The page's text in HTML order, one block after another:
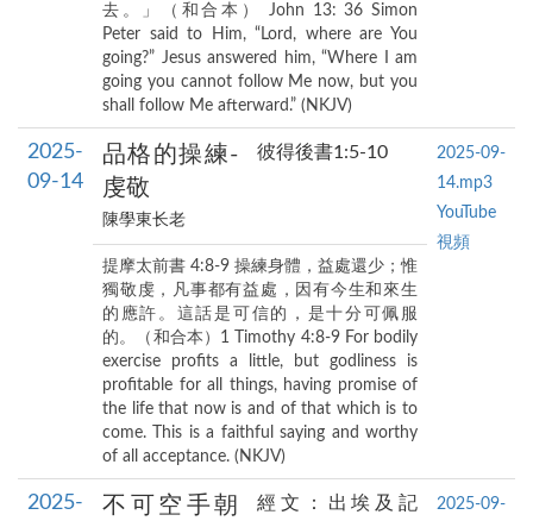
去。」（和合本） John 13: 36 Simon
Peter said to Him, “Lord, where are You
going?” Jesus answered him, “Where I am
going you cannot follow Me now, but you
shall follow Me afterward.” (NKJV)
2025-
09-14
品格的操練-
虔敬
陳學東长老
彼得後書1:5-10
2025-09-
14.mp3
YouTube
視頻
提摩太前書 4:8-9 操練身體，益處還少；惟
獨敬虔，凡事都有益處，因有今生和來生
的應許。這話是可信的，是十分可佩服
的。（和合本）1 Timothy 4:8-9 For bodily
exercise profits a little, but godliness is
profitable for all things, having promise of
the life that now is and of that which is to
come. This is a faithful saying and worthy
of all acceptance. (NKJV)
2025-
不可空手朝
經文：出埃及記
2025-09-